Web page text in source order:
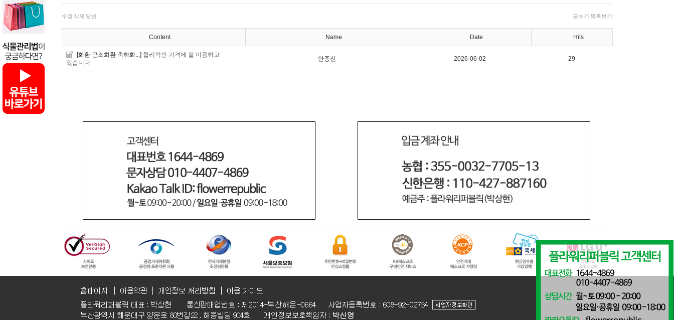
수정 삭제 답변 글쓰기 목록보기
Content Name Date Hits
[화환 근조화환 축하화...] 합리적인 가격에 잘 이용하고
있습니다
안종진 2026-06-02 29